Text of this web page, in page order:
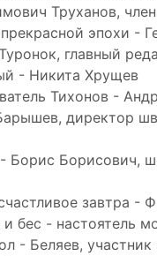
Труханов,
эпохи -
главный
- Никита Хрущев
Тихонов -
директор
Борис Борисович,
завтра -
бес - настоятель
- Беляев, участник